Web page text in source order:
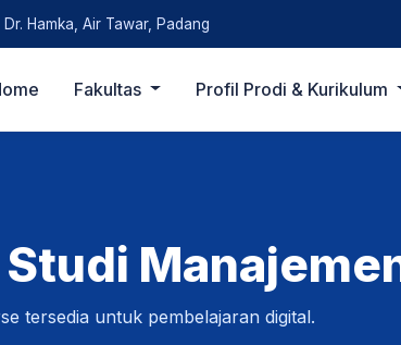
Hamka, Air Tawar, Padang
Fakultas Profil Prodi & Kurikulum
tersedia untuk pembelajaran digital.